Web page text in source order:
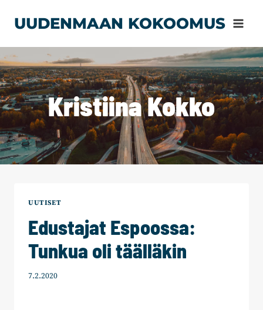
sisältöön
UUDENMAAN KOKOOMUS
Kristiina Kokko
UUTISET
Edustajat Espoossa:
Tunkua oli täälläkin
7.2.2020